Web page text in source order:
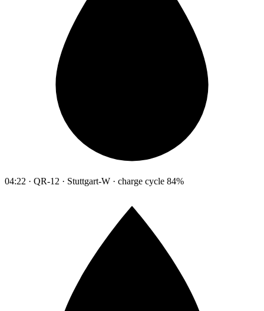
04:22 · QR-12 · Stuttgart-W · charge cycle 84%